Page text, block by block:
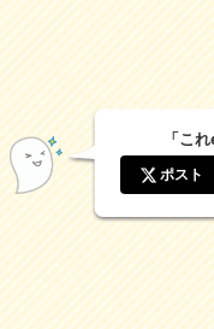
「こ
ポスト